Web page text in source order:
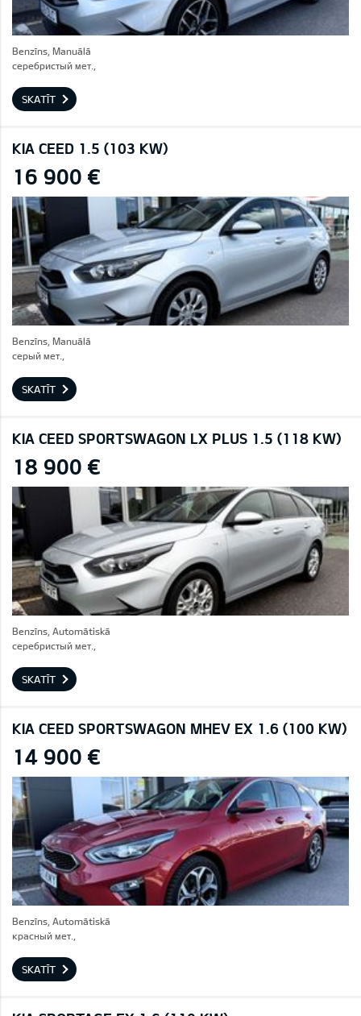
Benzīns, Manuālā
серебристый мет.,
SKATĪT
KIA CEED 1.5 (103 KW)
16 900 €
Benzīns, Manuālā
серый мет.,
SKATĪT
KIA CEED SPORTSWAGON LX PLUS 1.5 (118 KW)
18 900 €
Benzīns, Automātiskā
серебристый мет.,
SKATĪT
KIA CEED SPORTSWAGON MHEV EX 1.6 (100 KW)
14 900 €
Benzīns, Automātiskā
красный мет.,
SKATĪT